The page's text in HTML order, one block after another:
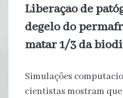
Liberação de
degelo do
matar 1/3 da
Simulações
cientistas mostram